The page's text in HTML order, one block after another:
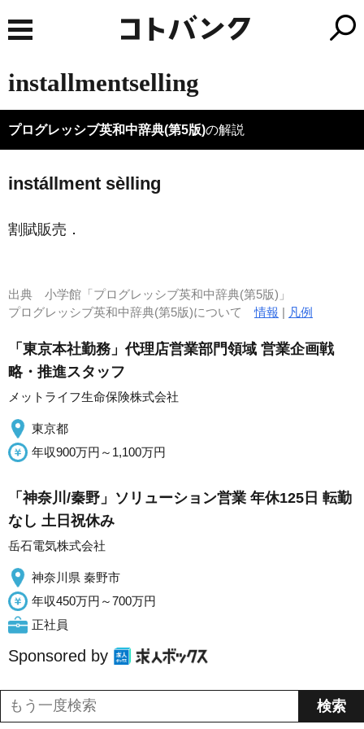
installmentselling
プログレッシブ英和中辞典(第5版)の解説
instállment sèlling
割賦販売 ．
出典 小学館「プログレッシブ英和中辞典(第5版)」
プログレッシブ英和中辞典(第5版)について情報 | 凡例
「東京本社勤務」代理店営業部門領域 営業企画戦
略・推進スタッフ
メットライフ生命保険株式会社
東京都
年収900万円～1,100万円
「神奈川/秦野」ソリューション営業 年休125日 転勤
なし 土日祝休み
岳石電気株式会社
神奈川県 秦野市
年収450万円～700万円
正社員
Sponsored by